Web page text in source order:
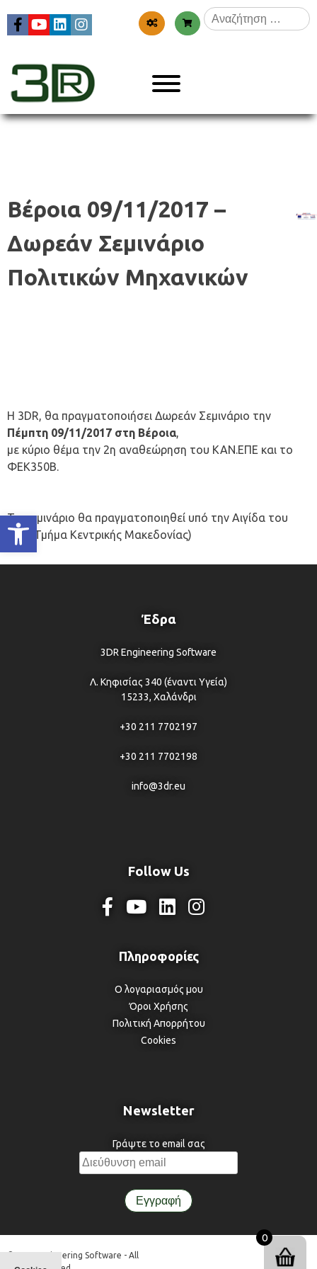
Ανοίξτε τη γραμμή εργαλείων
Αναζήτηση
για:
3dr
Βέροια 09/11/2017 –
Δωρεάν Σεμινάριο
Πολιτικών Μηχανικών
Η 3DR, θα πραγματοποιήσει Δωρεάν Σεμινάριο την
Πέμπτη 09/11/2017 στη Βέροια,
με κύριο θέμα την 2η αναθεώρηση του ΚΑΝ.ΕΠΕ και το
ΦΕΚ350Β.
Το σεμινάριο θα πραγματοποιηθεί υπό την Αιγίδα του
ΤΕΕ (Τμήμα Κεντρικής Μακεδονίας)
Έδρα
3DR Engineering Software
Λ. Κηφισίας 340 (έναντι Υγεία)
15233, Χαλάνδρι
+30 211 7702197
+30 211 7702198
info@3dr.eu
Follow Us
Ο λογαριασμός μου
Όροι Χρήσης
Πολιτική Απορρήτου
Cookies
Newsletter
Γράψτε το email σας
© 3DR Engineering Software - All
0